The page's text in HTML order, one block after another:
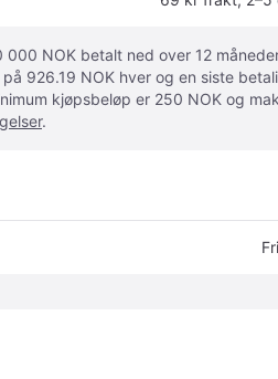
000 NOK betalt ned over 12
926.19 NOK hver og en siste
kjøpsbeløp er 250 NOK og
.